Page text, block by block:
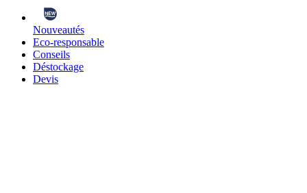
Nouveautés
Eco-responsable
Conseils
Déstockage
Devis